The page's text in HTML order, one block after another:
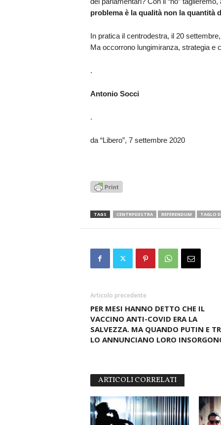
problema è la qualità non la quantità
In pratica il centrodestra, il 20
Ma occorrono lungimiranza, strategia e
.
Antonio Socci
.
da “Libero”, 7 settembre 2020
TAGS CENTRPDESTRA REFERENDUM TAGLO
Articolo precedente
PER MESI HANNO DETTO CHE IL
VACCINO ANTI-COVID ERA LA
SALVEZZA. MA QUANDO PUTIN E
LO ANNUNCIANO LORO
ARTICOLI CORRELATI